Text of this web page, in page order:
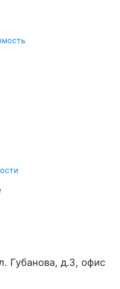
Губанова, д.3, офис